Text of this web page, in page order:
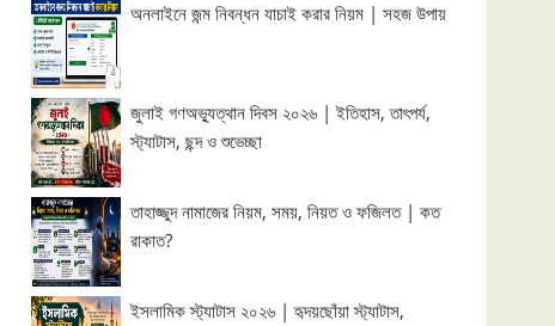
অনলাইনে জন্ম নিবন্ধন যাচাই করার নিয়ম | সহজ উপায়
জুলাই গণঅভ্যুত্থান দিবস ২০২৬ | ইতিহাস, তাৎপর্য,
স্ট্যাটাস, ছন্দ ও শুভেচ্ছা
তাহাজ্জুদ নামাজের নিয়ম, সময়, নিয়ত ও ফজিলত | কত
রাকাত?
ইসলামিক স্ট্যাটাস ২০২৬ | হৃদয়ছোঁয়া স্ট্যাটাস,